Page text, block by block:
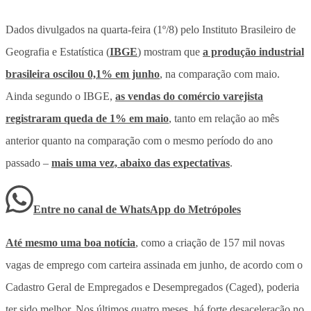
Dados divulgados na quarta-feira (1º/8) pelo Instituto Brasileiro de
Geografia e Estatística (IBGE) mostram que a produção industrial
brasileira oscilou 0,1% em junho, na comparação com maio.
Ainda segundo o IBGE, as vendas do comércio varejista
registraram queda de 1% em maio, tanto em relação ao mês
anterior quanto na comparação com o mesmo período do ano
passado – mais uma vez, abaixo das expectativas.
Entre no canal de WhatsApp do Metrópoles
Até mesmo uma boa notícia, como a criação de 157 mil novas
vagas de emprego com carteira assinada em junho, de acordo com o
Cadastro Geral de Empregados e Desempregados (Caged), poderia